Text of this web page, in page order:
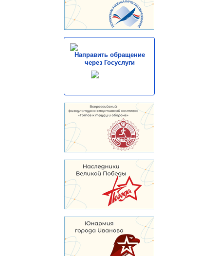
Направить обращение
через Госуслуги